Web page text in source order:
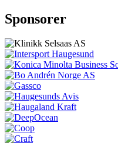
Sponsorer